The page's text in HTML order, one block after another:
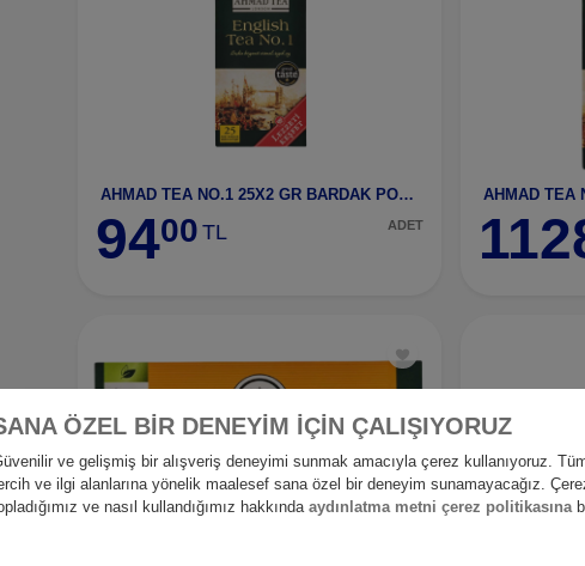
AHMAD TEA NO.1 25X2 GR BARDAK POŞET ÇAY-1703
9400 TL ADET
ÖZEL BİR DENEYİM İÇİN ÇALIŞIYORUZ
ve gelişmiş bir alışveriş deneyimi sunmak amacıyla çerez kullanıyoruz.
ve ilgi alanlarına yönelik maalesef sana özel bir deneyim sunamayacağız.
ve nasıl kullandığımız hakkında aydınlatma metni çerez politikasına